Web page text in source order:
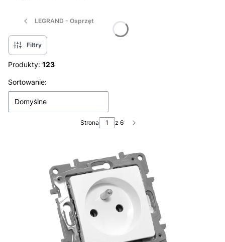
LEGRAND - Osprzęt
Filtry
Produkty: 123
Lista produktów
Sortowanie:
Domyślne
Strona z 6 Następne produkty